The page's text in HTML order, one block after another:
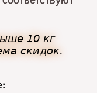
10 кг
скидок.